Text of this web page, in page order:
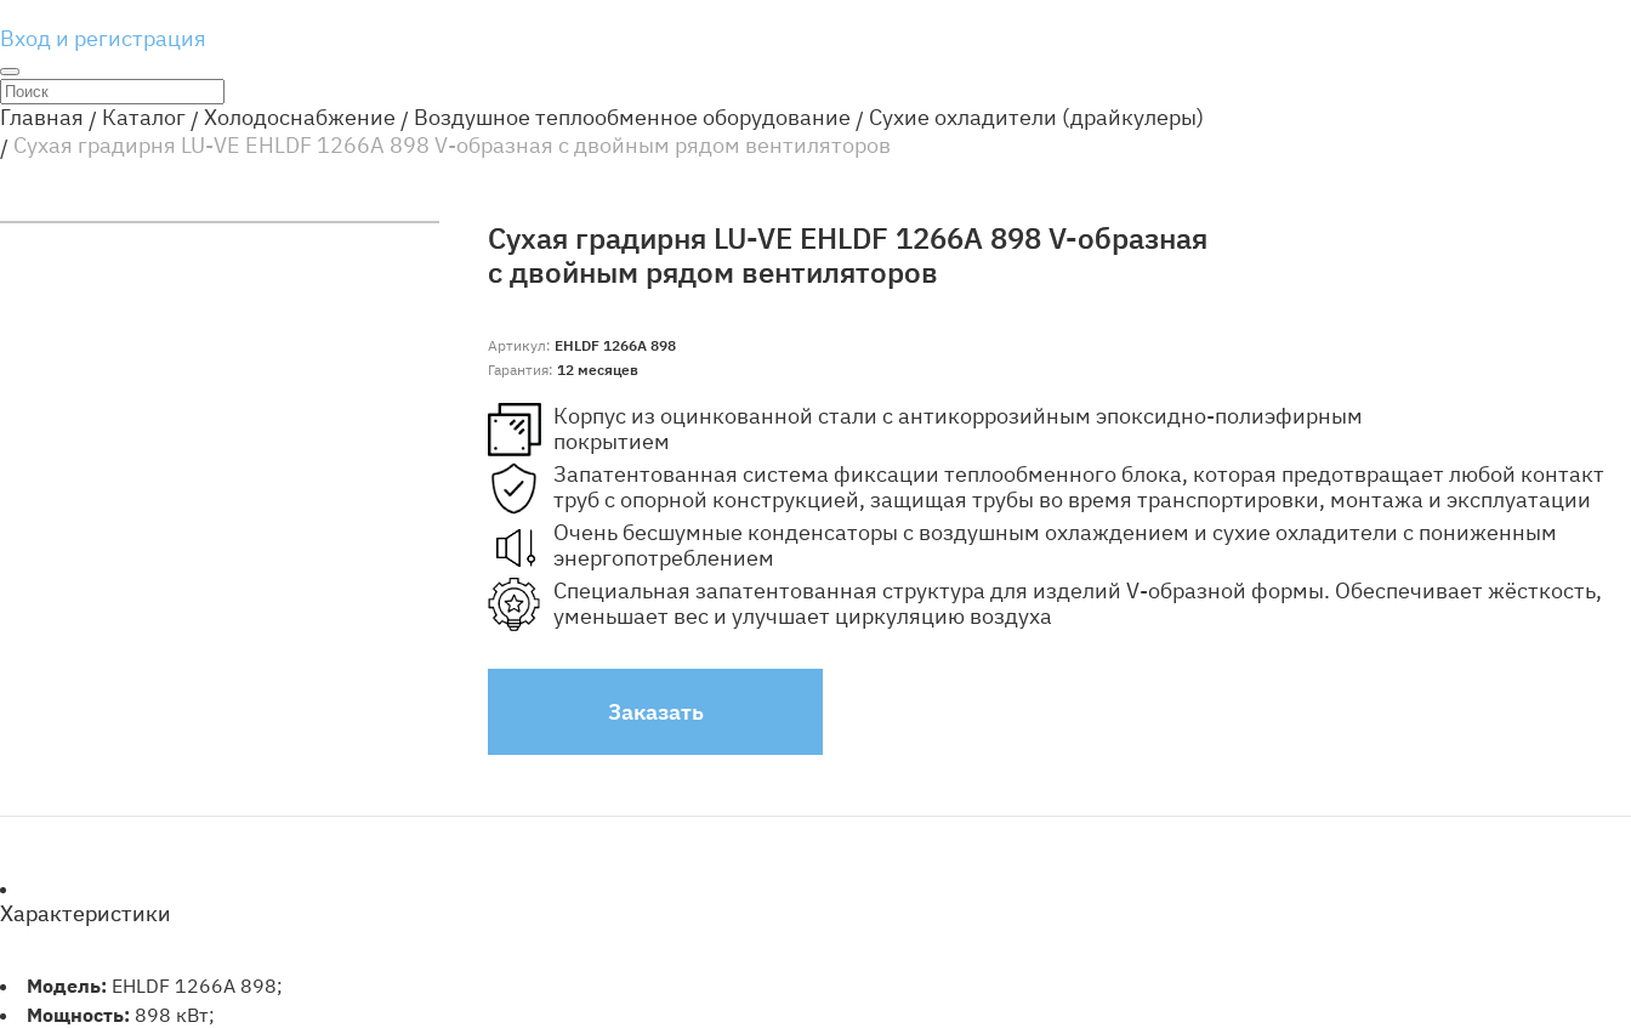
Вход и регистрация
Главная Каталог Холодоснабжение Воздушное теплообменное оборудование
Сухие охладители (драйкулеры)
Сухая градирня LU-VE EHLDF 1266A 898 V-образная с двойным рядом вентиляторов
Сухая градирня LU-VE EHLDF 1266A 898 V-образная
с двойным рядом вентиляторов
Артикул: EHLDF 1266A 898
Гарантия: 12 месяцев
Корпус из оцинкованной стали с антикоррозийным эпоксидно-полиэфирным
покрытием
Запатентованная система фиксации теплообменного блока, которая предотвращает любой контакт
труб с опорной конструкцией, защищая трубы во время транспортировки, монтажа и эксплуатации
Очень бесшумные конденсаторы с воздушным охлаждением и сухие охладители с пониженным
энергопотреблением
Специальная запатентованная структура для изделий V-образной формы. Обеспечивает жёсткость,
уменьшает вес и улучшает циркуляцию воздуха
Заказать
Характеристики
Модель: EHLDF 1266A 898;
Мощность: 898 кВт;